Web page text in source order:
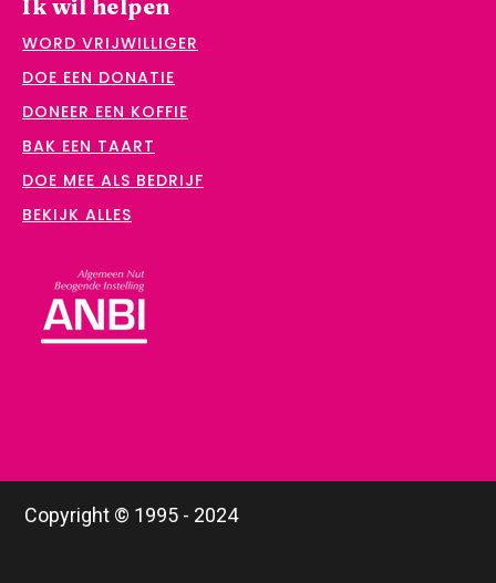
Ik wil helpen
WORD VRIJWILLIGER
DOE EEN DONATIE
DONEER EEN KOFFIE
BAK EEN TAART
DOE MEE ALS BEDRIJF
BEKIJK ALLES
Copyright © 1995 - 2024